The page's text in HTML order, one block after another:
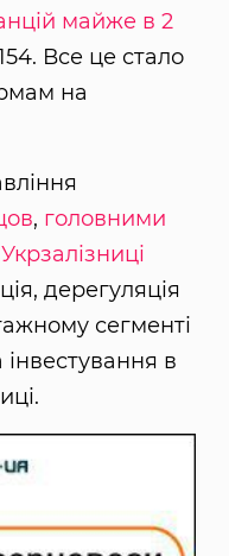
майже в 2
Все це стало
на
, головними
дерегуляція
сегменті
інвестування в